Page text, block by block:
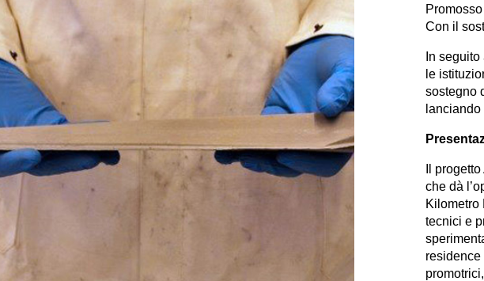
Con il
In
le
sostegno
Il
che dà
Kilometro
tecnici e